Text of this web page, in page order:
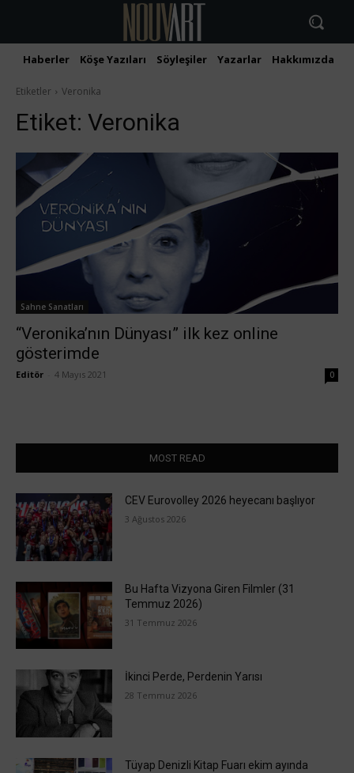
Haberler Köşe Yazıları Söyleşiler Yazarlar Hakkımızda
Etiketler Veronika
Etiket: Veronika
Sahne Sanatları
“Veronika’nın Dünyası” ilk kez online
gösterimde
Editör 4 Mayıs 2021 0
MOST READ
CEV Eurovolley 2026 heyecanı başlıyor
3 Ağustos 2026
Bu Hafta Vizyona Giren Filmler (31
Temmuz 2026)
31 Temmuz 2026
İkinci Perde, Perdenin Yarısı
28 Temmuz 2026
Tüyap Denizli Kitap Fuarı ekim ayında